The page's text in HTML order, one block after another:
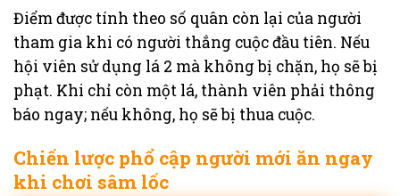
Điểm được tính theo số quân còn lại của người
tham gia khi có người thắng cuộc đầu tiên. Nếu
hội viên sử dụng lá 2 mà không bị chặn, họ sẽ bị
phạt. Khi chỉ còn một lá, thành viên phải thông
báo ngay; nếu không, họ sẽ bị thua cuộc.
Chiến lược phổ cập người mới ăn ngay
khi chơi sâm lốc